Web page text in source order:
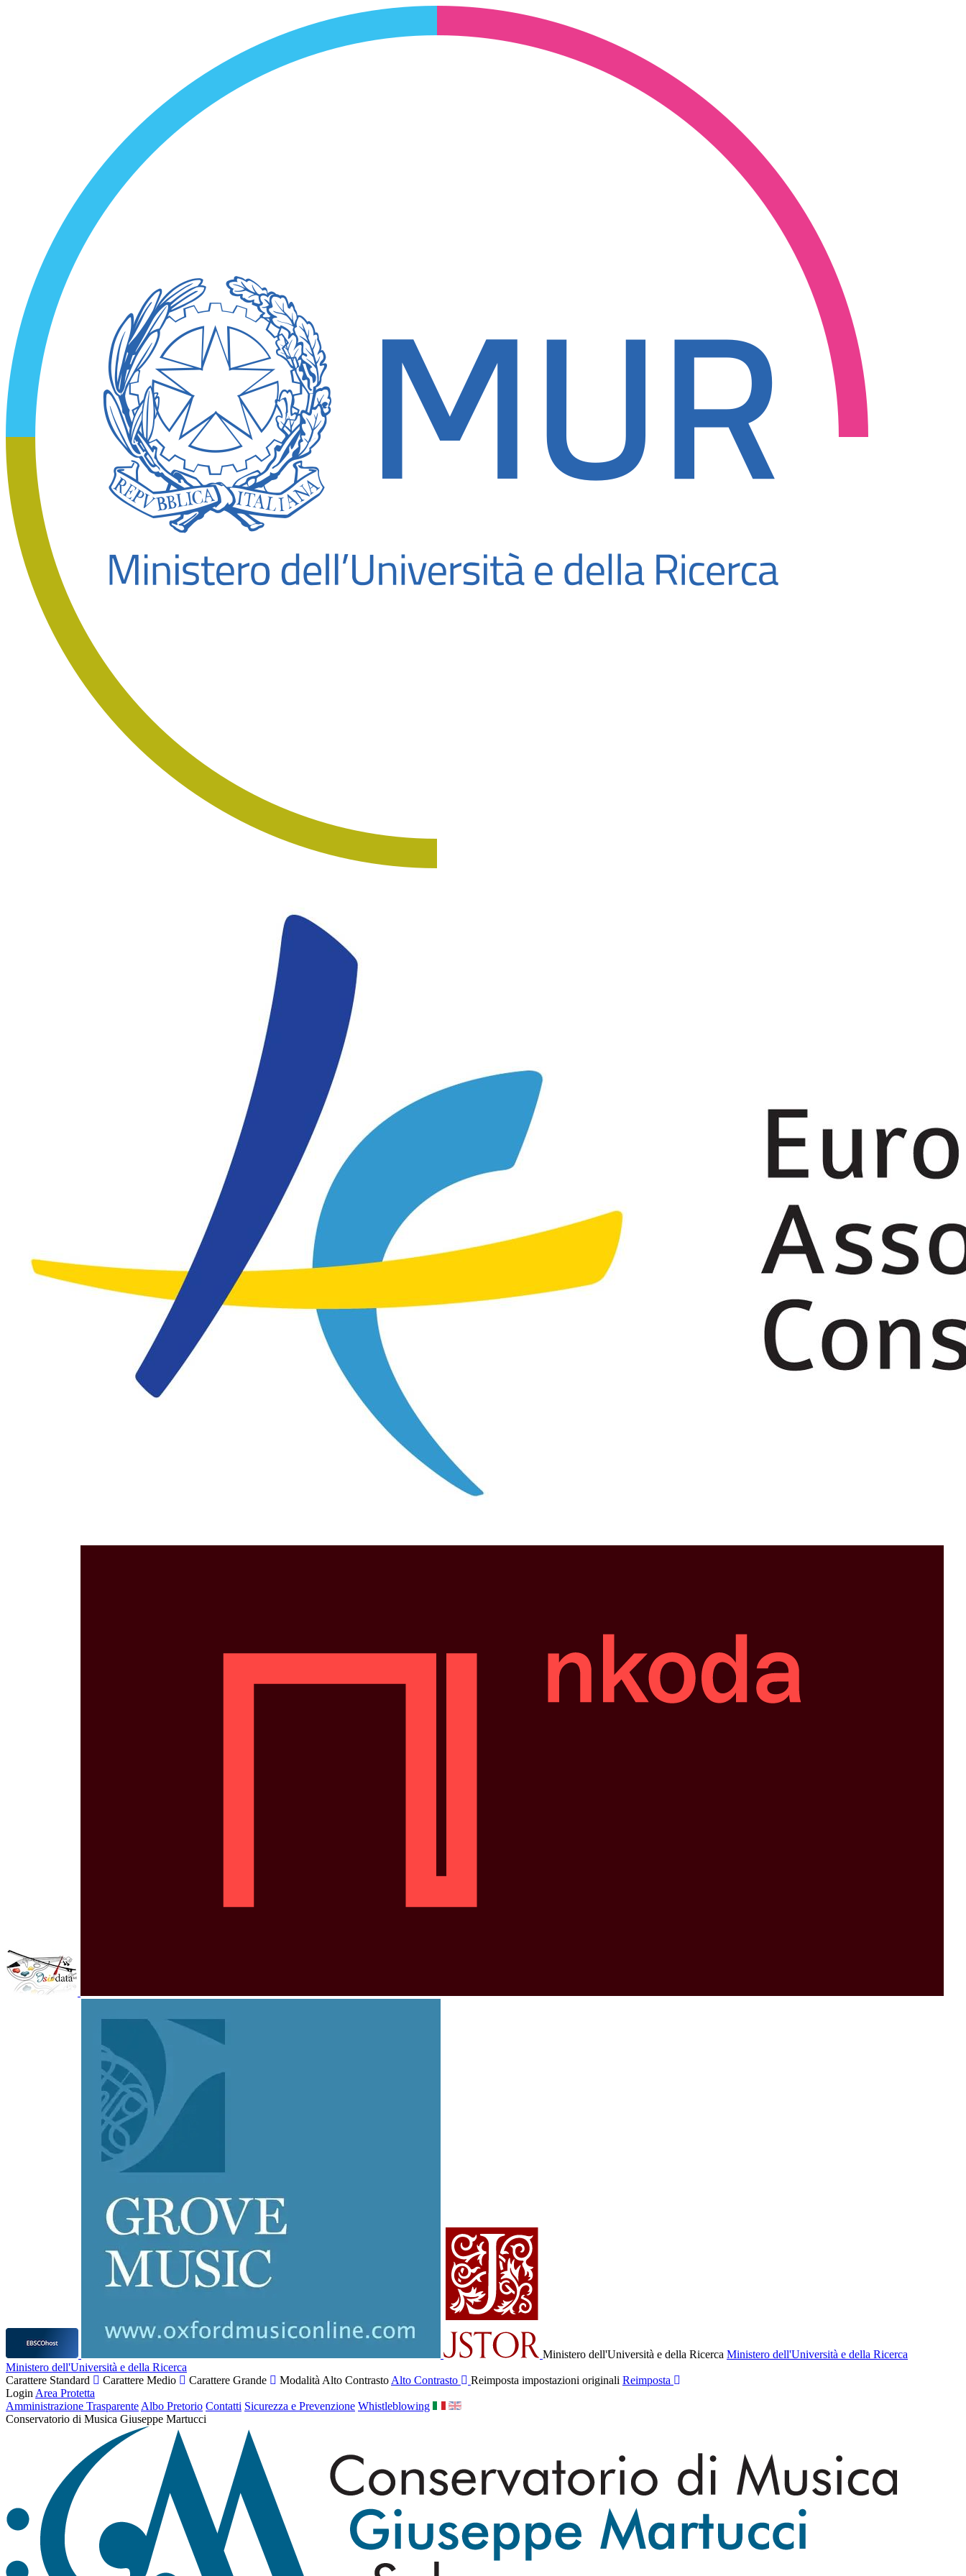
Ministero dell'Università e della Ricerca Ministero dell'Università e della Ricerca
Ministero dell'Università e della Ricerca
Carattere Standard
Carattere Medio Carattere Grande Modalità Alto Contrasto Alto Contrasto Reimposta impostazioni originali Reimposta
Login Area Protetta
Amministrazione Trasparente Albo Pretorio Contatti Sicurezza e Prevenzione Whistleblowing
Conservatorio di Musica Giuseppe Martucci